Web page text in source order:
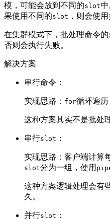
模，可能会放到不同的slot中
果使用不同的slot ，则会使
在集群模式下，批处理命令的
否则会执行失败。
解决方案
串行命令：
实现思路： for循环遍
这种方案其实不是批处
串行slot ：
实现思路：客户端计算
slot分为一组，使用
这种方案逻辑处理会有
久。
并行slot ：